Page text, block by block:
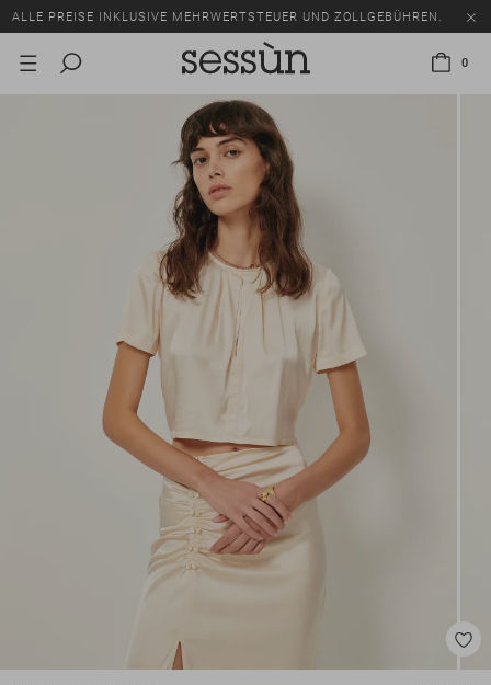
ALLE PREISE INKLUSIVE MEHRWERTSTEUER UND ZOLLGEBÜHREN.
SALE: BIS ZU -50% AUF EINE AUSWAHL AN ARTIKELN.
0